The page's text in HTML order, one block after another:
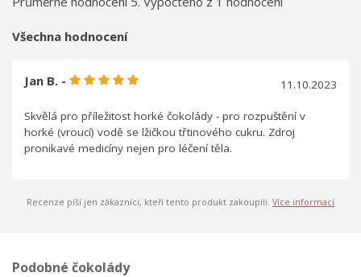
Všechna hodnocení
Jan B. - 11.10.2023
Skvělá pro příležitost horké čokolády - pro rozpuštění v
horké (vroucí) vodě se lžičkou třtinového cukru. Zdroj
pronikavé medicíny nejen pro léčení těla.
Recenze píší jen zákazníci, kteří tento produkt zakoupili. Více informací
Podobné čokolády